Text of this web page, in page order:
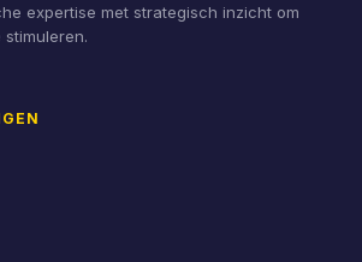
expertise met strategisch inzicht om